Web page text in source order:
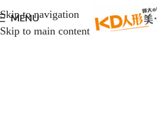
Skip to navigation
Skip to main content
MENU